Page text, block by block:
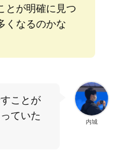
とが明確に見つ
くなるのかな
内城
ことが
ていた